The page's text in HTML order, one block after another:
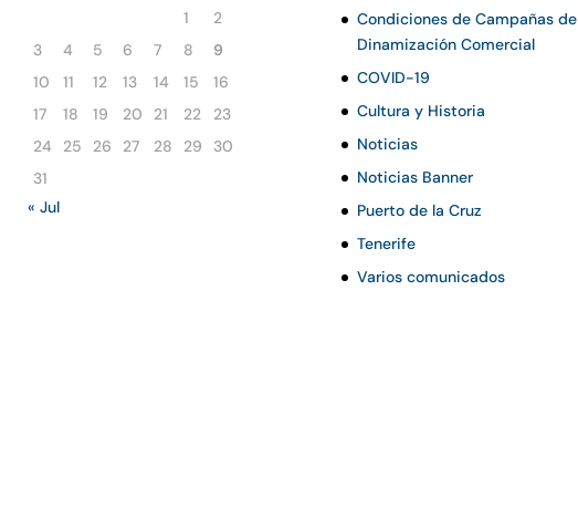
1
2
3
4 5 6 7 8
9
10
11 12 13 14 15
16
17
18 19 20 21 22
23
24
25 26 27 28 29
30
31
« Jul
Condiciones de Campañas de
Dinamización Comercial
COVID-19
Cultura y Historia
Noticias
Noticias Banner
Puerto de la Cruz
Tenerife
Varios comunicados